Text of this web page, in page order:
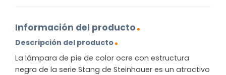
Información del producto
Descripción del producto
La lámpara de pie de color ocre con estructura
negra de la serie Stang de Steinhauer es un atractivo